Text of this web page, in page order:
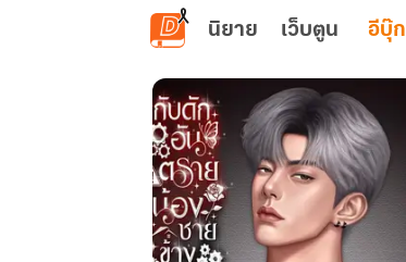
ข้ามไปยังเนื้อหาหลัก
นิยาย เว็บตูน อีบุ๊ก